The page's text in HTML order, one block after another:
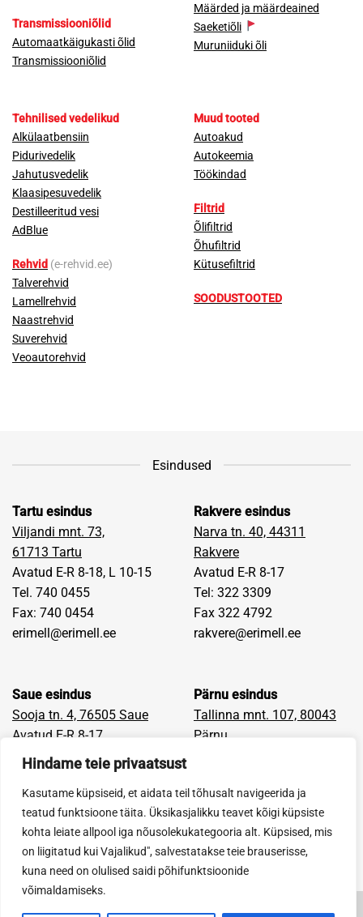
Hindame teie privaatsust
Kasutame küpsiseid, et aidata teil tõhusalt navigeerida ja
teatud funktsioone täita. Üksikasjalikku teavet kõigi küpsiste
kohta leiate allpool iga nõusolekukategooria alt. Küpsised, mis
on liigitatud kui Vajalikud", salvestatakse teie brauserisse,
kuna need on olulised saidi põhifunktsioonide
võimaldamiseks.
Transmissiooniõlid
Automaatkäigukasti õlid
Transmissiooniõlid
Määrded ja määrdeained
Saeketiõli
Muruniiduki õli
Tehnilised vedelikud
Alkülaatbensiin
Pidurivedelik
Jahutusvedelik
Klaasipesuvedelik
Destilleeritud vesi
AdBlue
Rehvid (e-rehvid.ee)
Talverehvid
Lamellrehvid
Naastrehvid
Suverehvid
Veoautorehvid
Muud tooted
Autoakud
Autokeemia
Töökindad
Filtrid
Õlifiltrid
Õhufiltrid
Kütusefiltrid
SOODUSTOOTED
Esindused
Tartu esindus
Viljandi mnt. 73,
61713 Tartu
Avatud E-R 8-18, L 10-15
Tel. 740 0455
Fax: 740 0454
erimell@erimell.ee
Rakvere esindus
Narva tn. 40, 44311
Rakvere
Avatud E-R 8-17
Tel: 322 3309
Fax 322 4792
rakvere@erimell.ee
Saue esindus
Sooja tn. 4, 76505 Saue
Avatud E-R 8-17
Tel: 670 9400
saue@erimell.ee
Pärnu esindus
Tallinna mnt. 107, 80043
Pärnu
Fax: 442 9681
parnu@erimell.ee